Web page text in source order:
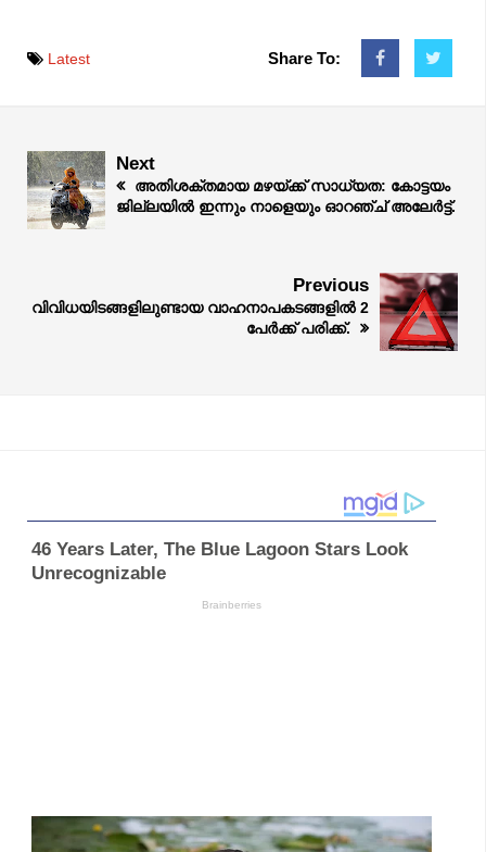
Latest Share To:
Next
അതിശക്തമായ മഴയ്ക്ക് സാധ്യത: കോട്ടയം
ജില്ലയിൽ ഇന്നും നാളെയും ഓറഞ്ച് അലേർട്ട്.
Previous
വിവിധയിടങ്ങളിലുണ്ടായ വാഹനാപകടങ്ങളിൽ 2
പേർക്ക് പരിക്ക്.